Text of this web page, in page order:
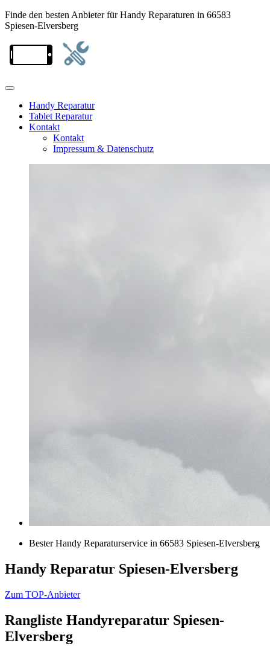
Finde den besten Anbieter für Handy Reparaturen in 66583
Spiesen-Elversberg
Handy Reparatur
Tablet Reparatur
Kontakt
Kontakt
Impressum & Datenschutz
Bester Handy Reparaturservice in 66583 Spiesen-Elversberg
Handy Reparatur Spiesen-Elversberg
Zum TOP-Anbieter
Rangliste Handyreparatur Spiesen-
Elversberg